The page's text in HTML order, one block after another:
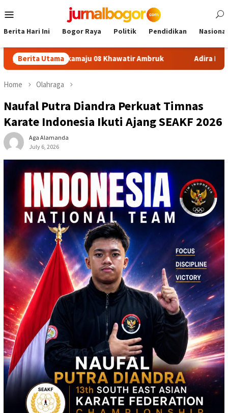
to
Menu
Berita Hari Ini Bogor Raya Politik Pendidikan Nasional
Berita Utama
Sukamaju 08 Khawatir Ambruk Adira Expo Merdeka
Home Olahraga
Naufal Putra Diandra Perkuat Timnas
Karate Indonesia Ikuti Ajang SEAKF 2026
Aga Alamanda
July 6, 2026